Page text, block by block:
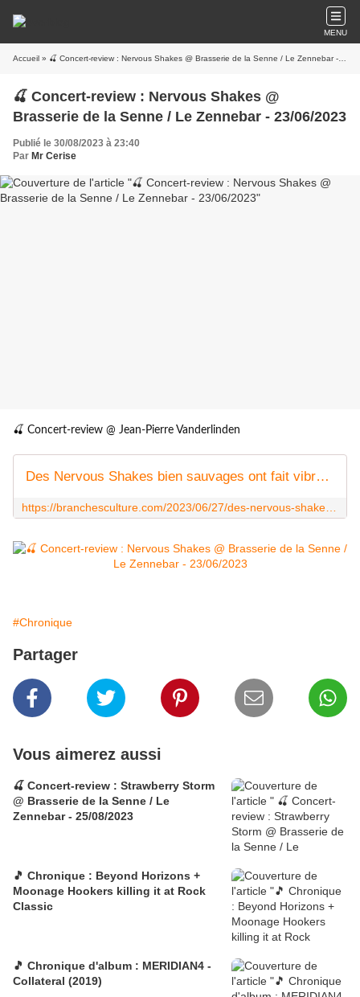
MENU
Accueil » 🍒 Concert-review : Nervous Shakes @ Brasserie de la Senne / Le Zennebar - 23/06/2023
🍒 Concert-review : Nervous Shakes @
Brasserie de la Senne / Le Zennebar - 23/06/2023
Publié le 30/08/2023 à 23:40
Par Mr Cerise
🍒 Concert-review @ Jean-Pierre Vanderlinden
Des Nervous Shakes bien sauvages ont fait vibrer le Zenne Bar !
#Chronique
Partager
Vous aimerez aussi
🍒 Concert-review : Strawberry Storm
@ Brasserie de la Senne / Le
Zennebar - 25/08/2023
🎵 Chronique : Beyond Horizons +
Moonage Hookers killing it at Rock
Classic
🎵 Chronique d'album : MERIDIAN4 -
Collateral (2019)